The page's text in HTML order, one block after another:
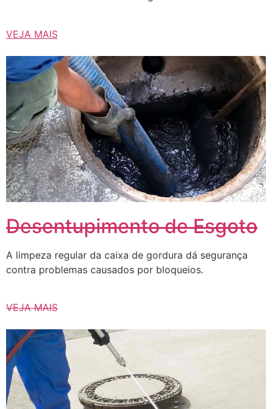
VEJA MAIS
Desentupimento de Esgoto
A limpeza regular da caixa de gordura dá segurança
contra problemas causados ​​por bloqueios.
VEJA MAIS